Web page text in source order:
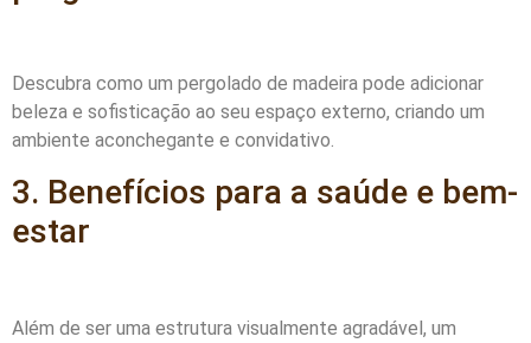
Descubra como um pergolado de madeira pode adicionar
beleza e sofisticação ao seu espaço externo, criando um
ambiente aconchegante e convidativo.
3. Benefícios para a saúde e bem-
estar
Além de ser uma estrutura visualmente agradável, um